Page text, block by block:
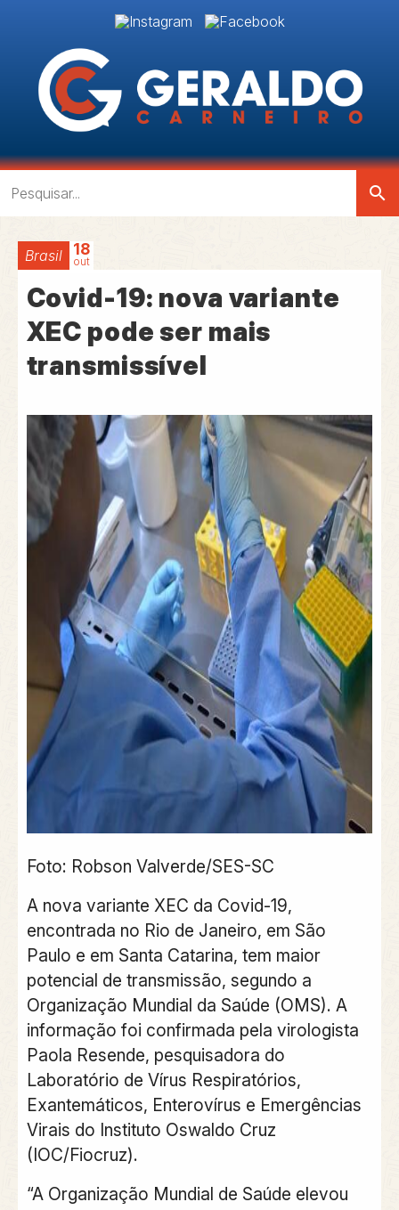
search
Brasil 18
out
Covid-19: nova variante
XEC pode ser mais
transmissível
Foto: Robson Valverde/SES-SC
A nova variante XEC da Covid-19,
encontrada no Rio de Janeiro, em São
Paulo e em Santa Catarina, tem maior
potencial de transmissão, segundo a
Organização Mundial da Saúde (OMS). A
informação foi confirmada pela virologista
Paola Resende, pesquisadora do
Laboratório de Vírus Respiratórios,
Exantemáticos, Enterovírus e Emergências
Virais do Instituto Oswaldo Cruz
(IOC/Fiocruz).
“A Organização Mundial de Saúde elevou